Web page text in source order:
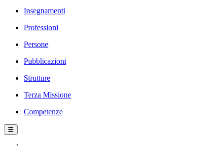
Insegnamenti
Professioni
Persone
Pubblicazioni
Strutture
Terza Missione
Competenze
☰